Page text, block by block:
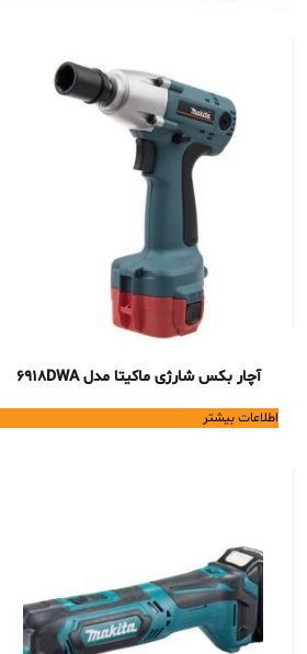
آچار بکس شارژی ماکیتا مدل 6918DWA
اطلاعات بیشتر